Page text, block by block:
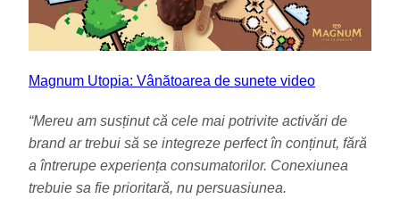
Magnum Utopia: Vânătoarea de sunete video
“Mereu am susținut că cele mai potrivite activări de
brand ar trebui să se integreze perfect în conținut, fără
a întrerupe experiența consumatorilor. Conexiunea
trebuie sa fie prioritară, nu persuasiunea.